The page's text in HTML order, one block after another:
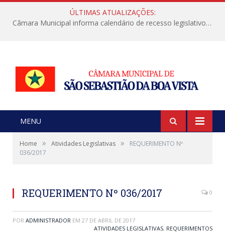
ÚLTIMAS ATUALIZAÇÕES:
Câmara Municipal informa calendário de recesso legislativo de julho
MENU
Home » Atividades Legislativas »
REQUERIMENTO Nº
036/2017
REQUERIMENTO Nº 036/2017 0
POR ADMINISTRADOR EM 27 DE ABRIL DE 2017
ATIVIDADES LEGISLATIVAS, REQUERIMENTOS